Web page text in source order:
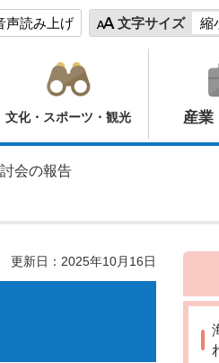
声読み上げ 文字サイズ 縮
文化・スポーツ・観光 産業
会の報告
更新日：2025年10月16日